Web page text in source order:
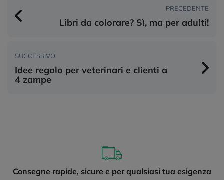
PRECEDENTE
Libri da colorare? Sì, ma per adulti!
SUCCESSIVO
Idee regalo per veterinari e clienti a
4 zampe
Consegne rapide, sicure e per qualsiasi tua esigenza